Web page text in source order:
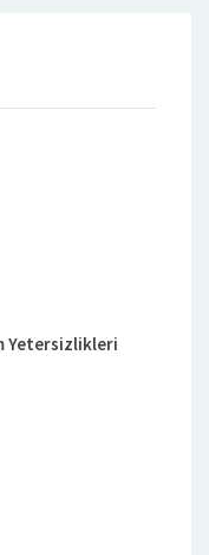
Yetersizlikleri